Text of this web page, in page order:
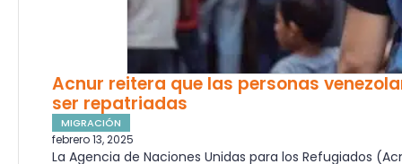
Acnur reitera que las personas
ser repatriadas
MIGRACIÓN
febrero 13, 2025
La Agencia de Naciones Unidas para los Refugiados